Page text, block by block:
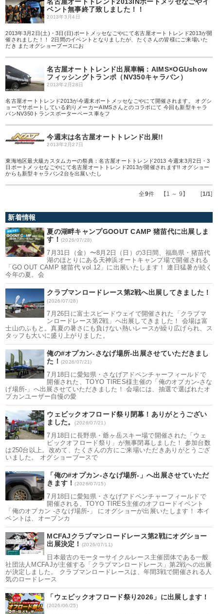
ベント無事終了致しました！！
2013年3月4日
2013年3月2日(土)・3日(日)ポートメッセなごやにて名古屋オートトレンド2013が開
催されました！！ 2日間のイベントとなりましたが、たくさんの皆様にご来場いた
だき またオグショーブースにお
名古屋オートトレンド出展車輌：AIMS×OGUshow
フィッシングトランポ（NV350キャラバン）
2013年2月28日
名古屋オートトレンド2013が今週末ポートメッセなごやにて開催されます。 オグシ
ョーでサポートしている釣りメーカーAIMSさんとのコラボにて 今回も新型キャラ
バンNV350トランスポーターベース車をフ
今週末は名古屋オートトレンド出展!!
2013年2月27日
東海地区最大級カスタムカーの祭典：名古屋オートトレンド2013 今週末3月2日・3
日ポートメッセなごやにて名古屋オートトレンド2013が開催されます!! オグショー
からも新型キャラバン2台を出展いたし
全9件 【1 ～ 9】 [1/1]
新着情報
夏の湖畔キャンプGOOUT CAMP 猪苗代に出展しま
す！ (2026/07/28)
7月31日（金）〜8月2日（日）の3日間、福島県・猪苗代
湖のほとりにある天神浜オートキャンプ場で開催される
「GO OUT CAMP 猪苗代 vol.12」に出展いたします！ 連日猛暑が続く
今年の夏。会
クラブマンロードレース第2戦へ出展してきました！
(2026/07/28)
7月26日に富士スピードウェイで開催された「クラブマ
ンロードレース第2戦」へ出展してきました！ 会場は富
士山のふもと。真夏の暑さにも負けない熱いレースが繰り広げられ、ス
タッフも大いに盛り上がりました。
俺の#オプカン-さなげ場所-出展させていただきまし
た！ (2026/07/21)
7月18日に愛知県・さなげアドベンチャーフィールドで
開催された、TOYO TIRES様主催の「俺のオプカン-さな
げ場所-」へ出展させていただきました！ 会場には、抽選で選ばれたオ
プカンユーザー自慢の愛
ウェビックオフロード祭り閉幕！ありがとうござい
ました。(2026/07/21)
7月18日に長野県・爺ヶ岳スキー場で開催された「ウェ
ビックオフロード祭り」が無事閉幕しました！ 参加台数
は250台以上。改めて、たくさんの方にご来場いただきありがとうござ
いました。 オグショーブースで
「俺の#オプカン-さなげ場所-」へ出展させていただ
きます！(2026/07/15)
7月18日に愛知県・さなげアドベンチャーフィールドで
開催される、TOYO TIRES主催のオフロードイベント
「俺のオプカン -さなげ場所-」 にオグショーが出展いたします！ 本イ
ベントは、オープンカ
MCFAJクラブマンロードレース第2戦にオグショー
出展決定！ (2026/07/11)
日本最古のモーターサイクルレース主催団体である一般
社団法人MCFAJが主催する「クラブマンロードレース」第2戦への出展
が決定しました。 クラブマンロードレースは、年間3戦で開催される人
気のロードレース
「ウェビックオフロード祭り2026」に出展します！
(2026/06/25)